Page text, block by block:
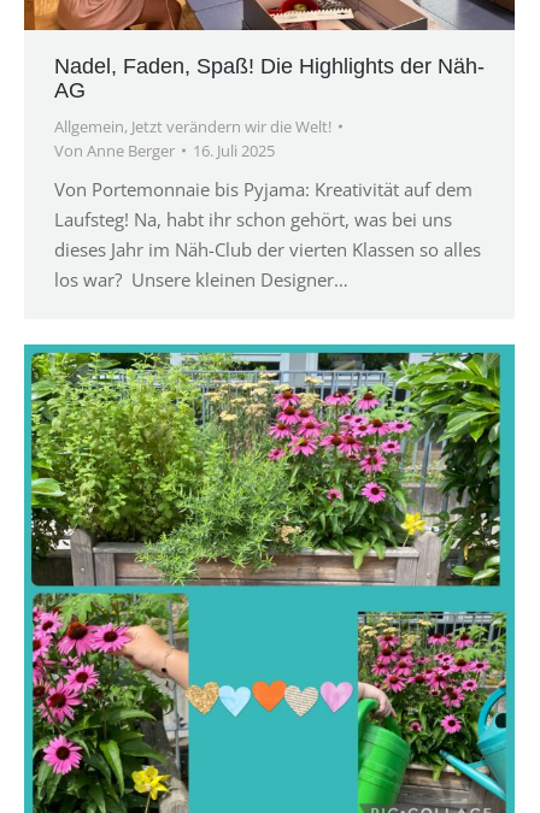
Nadel, Faden, Spaß! Die Highlights der Näh-
AG
Allgemein, Jetzt verändern wir die Welt!
Von Anne Berger 16. Juli 2025
Von Portemonnaie bis Pyjama: Kreativität auf dem
Laufsteg! Na, habt ihr schon gehört, was bei uns
dieses Jahr im Näh-Club der vierten Klassen so alles
los war? Unsere kleinen Designer…